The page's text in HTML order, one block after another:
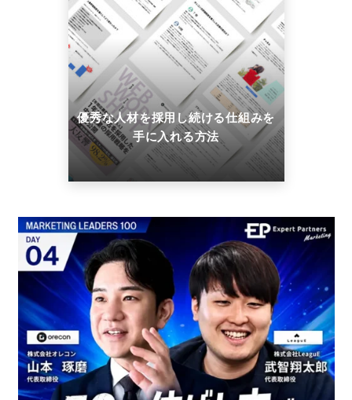
優秀な人材を採用し続ける仕組みを
手に入れる方法